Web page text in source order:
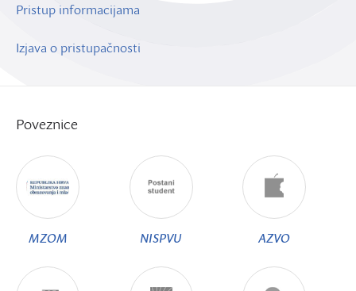
Pristup informacijama
Izjava o pristupačnosti
Poveznice
MZOM NISPVU AZVO